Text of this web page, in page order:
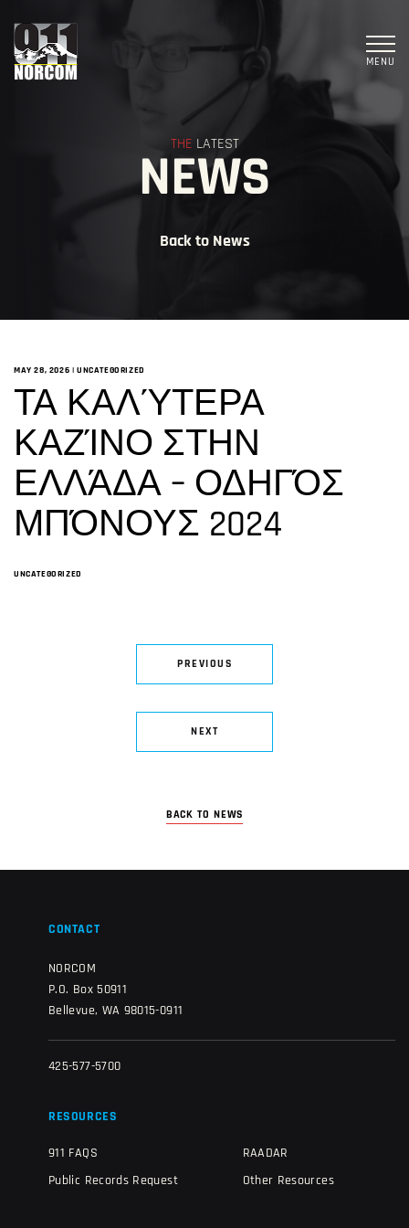
MENU
THE LATEST
NEWS
Back to News
MAY 28, 2026 | UNCATEGORIZED
ΤΑ ΚΑΛΎΤΕΡΑ
ΚΑΖΊΝΟ ΣΤΗΝ
ΕΛΛΆΔΑ – ΟΔΗΓΌΣ
ΜΠΌΝΟΥΣ 2024
UNCATEGORIZED
PREVIOUS
NEXT
BACK TO NEWS
CONTACT
NORCOM
P.O. Box 50911
Bellevue, WA 98015-0911
425-577-5700
RESOURCES
911 FAQS
Public Records Request
RAADAR
Other Resources